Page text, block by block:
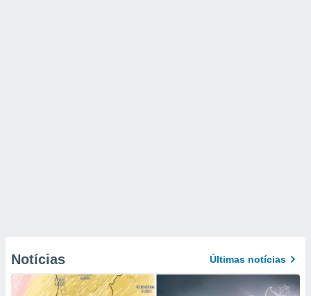
Notícias Últimas notícias